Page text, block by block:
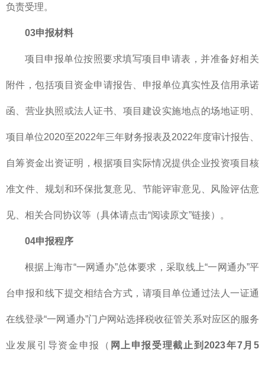
负责受理。
03申报材料
项目申报单位按照要求填写项目申请表，并准备好相关
附件，包括项目资金申请报告、申报单位真实性及信用承诺
函、营业执照或法人证书、项目建设实施地点的场地证明、
项目单位2020至2022年三年财务报表及2022年度审计报告、
自筹资金出资证明，根据项目实际情况提供企业投资项目核
准文件、规划和环保批复意见、节能评审意见、风险评估意
见、相关合同协议等（具体请点击“阅读原文”链接）。
04申报程序
根据上海市“一网通办”总体要求，采取线上“一网通办”平
台申报和线下提交相结合方式，请项目单位通过法人一证通
在线登录“一网通办”门户网站选择税收征管关系对应区的服务
业发展引导资金申报（ 网上申报受理截止到2023年7月5